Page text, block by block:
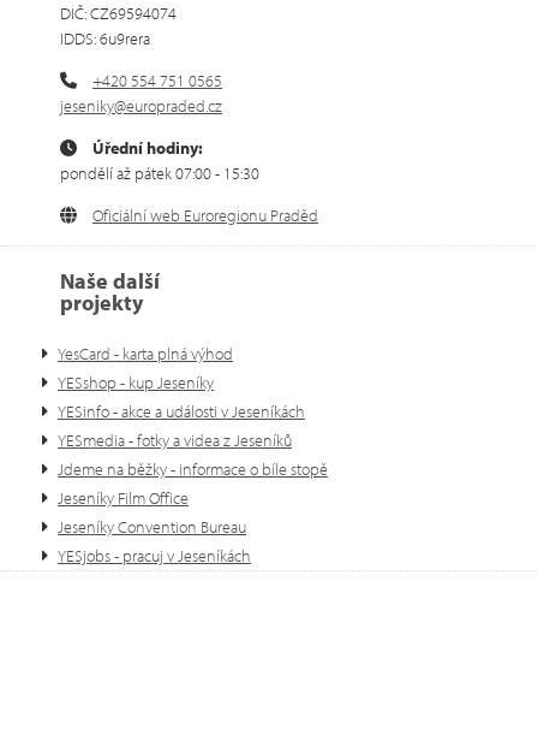
DIČ: CZ69594074
IDDS: 6u9rera
+420 554 751 0565
jeseniky@europraded.cz
Úřední hodiny:
pondělí až pátek 07:00 - 15:30
Oficiální web Euroregionu Praděd
Naše další
projekty
YesCard - karta plná výhod
YESshop - kup Jeseníky
YESinfo - akce a události v Jeseníkách
YESmedia - fotky a videa z Jeseníků
Jdeme na běžky - informace o bíle stopě
Jeseníky Film Office
Jeseníky Convention Bureau
YESjobs - pracuj v Jeseníkách